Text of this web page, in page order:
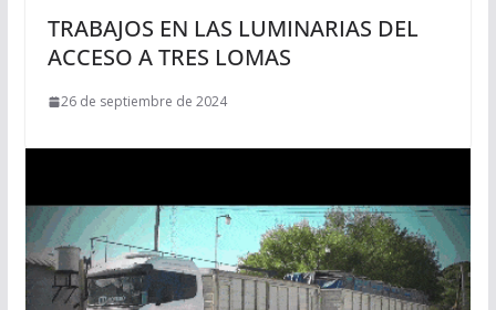
TRABAJOS EN LAS LUMINARIAS DEL
ACCESO A TRES LOMAS
26 de septiembre de 2024